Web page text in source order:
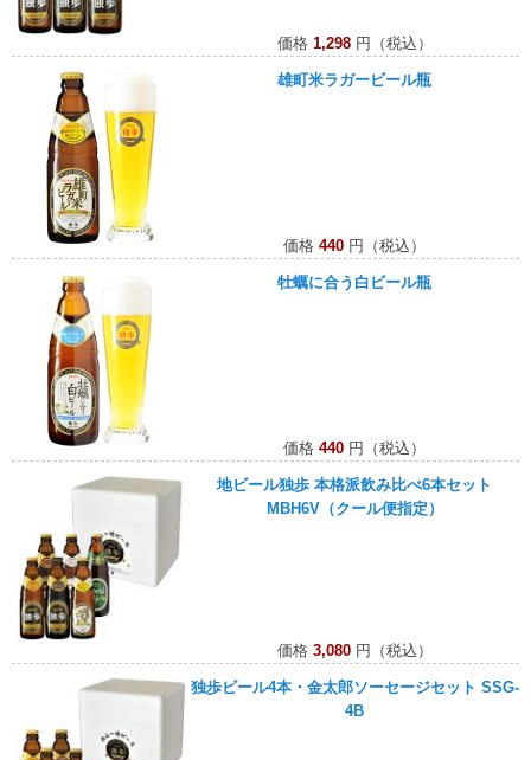
価格 1,298円（税込）
雄町米ラガービール瓶
価格 440 円（税込）
牡蠣に合う白ビール瓶
価格 440 円（税込）
地ビール独歩 本格派飲み比べ6本セット
MBH6V（クール便指定）
価格 3,080円（税込）
独歩ビール4本・金太郎ソーセージセット SSG-
4B